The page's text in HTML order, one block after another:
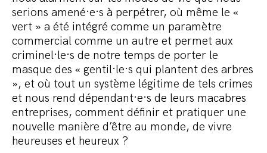
serions amené·e·s à perpétrer, où même le «
vert » a été intégré comme un paramètre
commercial comme un autre et permet aux
criminel·le·s de notre temps de porter le
masque des « gentil·le·s qui plantent des arbres
», et où tout un système légitime de tels crimes
et nous rend dépendant·e·s de leurs macabres
entreprises, comment définir et pratiquer une
nouvelle manière d’être au monde, de vivre
heureuses et heureux ?